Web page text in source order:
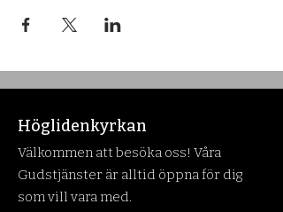
Höglidenkyrkan
Välkommen att besöka oss! Våra
Gudstjänster är alltid öppna för dig
som vill vara med.